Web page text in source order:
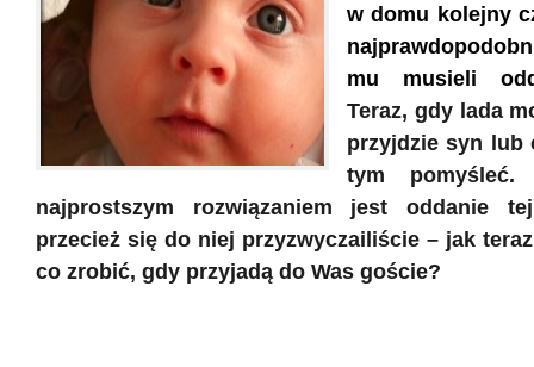
w domu kolejny
mu musieli
Teraz, gdy lada
przyjdzie syn lub
tym pomyśleć.
najprostszym rozwiązaniem jest oddanie
przecież się do niej przyzwyczailiście – jak
co zrobić, gdy przyjadą do Was goście?